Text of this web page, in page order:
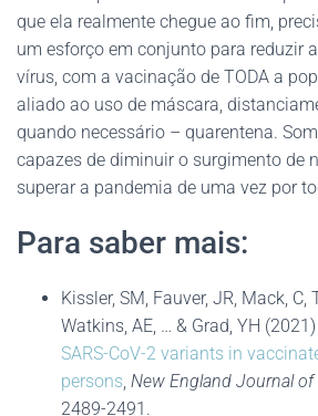
que ela realmente chegue ao fim,
um esforço em conjunto para reduzir
vírus, com a vacinação de TODA a
aliado ao uso de máscara,
quando necessário – quarentena.
capazes de diminuir o surgimento de
superar a pandemia de uma vez por
Para saber mais:
Kissler, SM, Fauver, JR, Mack, C,
Watkins, AE, … & Grad, YH (2021)
SARS-CoV-2 variants in
persons, New England Journal of
2489-2491.